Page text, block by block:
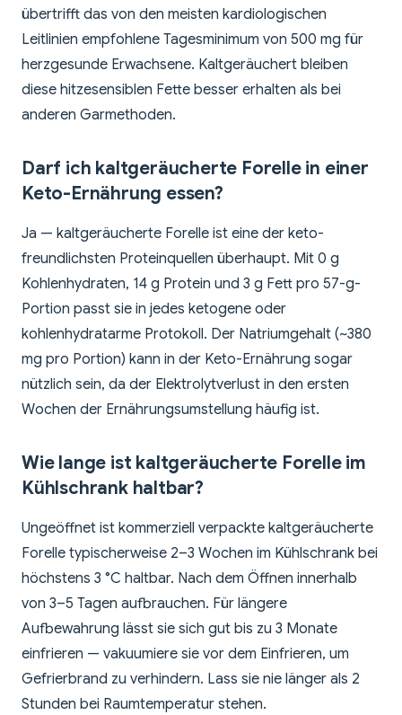
übertrifft das von den meisten kardiologischen
Leitlinien empfohlene Tagesminimum von 500 mg für
herzgesunde Erwachsene. Kaltgeräuchert bleiben
diese hitzesensiblen Fette besser erhalten als bei
anderen Garmethoden.
Darf ich kaltgeräucherte Forelle in einer
Keto-Ernährung essen?
Ja — kaltgeräucherte Forelle ist eine der keto-
freundlichsten Proteinquellen überhaupt. Mit 0 g
Kohlenhydraten, 14 g Protein und 3 g Fett pro 57-g-
Portion passt sie in jedes ketogene oder
kohlenhydratarme Protokoll. Der Natriumgehalt (~380
mg pro Portion) kann in der Keto-Ernährung sogar
nützlich sein, da der Elektrolytverlust in den ersten
Wochen der Ernährungsumstellung häufig ist.
Wie lange ist kaltgeräucherte Forelle im
Kühlschrank haltbar?
Ungeöffnet ist kommerziell verpackte kaltgeräucherte
Forelle typischerweise 2–3 Wochen im Kühlschrank bei
höchstens 3 °C haltbar. Nach dem Öffnen innerhalb
von 3–5 Tagen aufbrauchen. Für längere
Aufbewahrung lässt sie sich gut bis zu 3 Monate
einfrieren — vakuumiere sie vor dem Einfrieren, um
Gefrierbrand zu verhindern. Lass sie nie länger als 2
Stunden bei Raumtemperatur stehen.